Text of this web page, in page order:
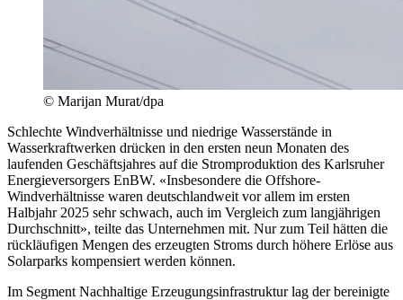
© Marijan Murat/dpa
Schlechte Windverhältnisse und niedrige Wasserstände in
Wasserkraftwerken drücken in den ersten neun Monaten des
laufenden Geschäftsjahres auf die Stromproduktion des Karlsruher
Energieversorgers EnBW. «Insbesondere die Offshore-
Windverhältnisse waren deutschlandweit vor allem im ersten
Halbjahr 2025 sehr schwach, auch im Vergleich zum langjährigen
Durchschnitt», teilte das Unternehmen mit. Nur zum Teil hätten die
rückläufigen Mengen des erzeugten Stroms durch höhere Erlöse aus
Solarparks kompensiert werden können.
Im Segment Nachhaltige Erzeugungsinfrastruktur lag der bereinigte